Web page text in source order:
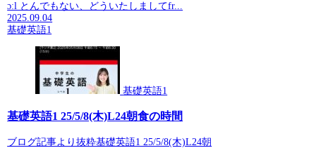
ɔːl とんでもない、どういたしましてfr...
2025.09.04
基礎英語1
基礎英語1
基礎英語1 25/5/8(木)L24朝食の時間
ブログ記事より抜粋基礎英語1 25/5/8(木)L24朝